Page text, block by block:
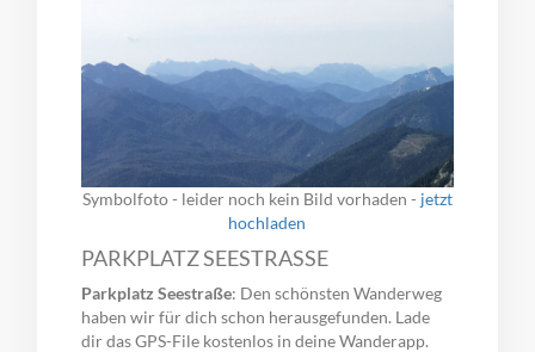
Symbolfoto - leider noch kein Bild vorhaden - jetzt
hochladen
PARKPLATZ SEESTRASSE
Parkplatz Seestraße: Den schönsten Wanderweg
haben wir für dich schon herausgefunden. Lade
dir das GPS-File kostenlos in deine Wanderapp.